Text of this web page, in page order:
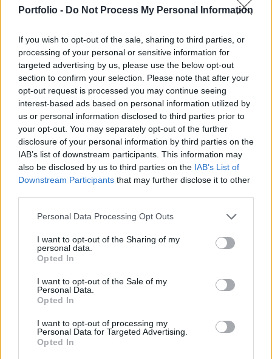
Portfolio - Do Not Process My Personal Information
If you wish to opt-out of the sale, sharing to third parties, or
processing of your personal or sensitive information for
targeted advertising by us, please use the below opt-out
section to confirm your selection. Please note that after your
opt-out request is processed you may continue seeing
interest-based ads based on personal information utilized by
us or personal information disclosed to third parties prior to
your opt-out. You may separately opt-out of the further
disclosure of your personal information by third parties on the
IAB’s list of downstream participants. This information may
also be disclosed by us to third parties on the IAB’s List of
Downstream Participants that may further disclose it to other
Personal Data Processing Opt Outs
I want to opt-out of the Sharing of my
personal data.
Opted In
I want to opt-out of the Sale of my
Personal Data.
Opted In
I want to opt-out of processing my
Personal Data for Targeted Advertising.
Opted In
hozzájuk - írja a Villanyautosok.hu.
A Tesla Magyarországon jelenleg tíz helyszínen működtet
összesen 114 nagyteljesítményű töltőoszlopot. Ezen
oszlopok közül nyolcat, egy globális kezdeményezés
részeként, már tavaly december 8-án megnyitottak minden
elektromos jármű tulajdonos számára. A Tesla
töltőállomásain más márkájú elektromos autók
tulajdonosai magasabb díjat fizetnek a töltésért, mint a
Tesla...
KEDVES OLVASÓNK!
tartozik, melynek olvasása előfizetéses
regisztrációhoz kötött.
Az előfizetés a következőket tartalmazza:
Kötéslisták: BÉT elmúlt 2 év napon belüli
kötéslistái
Előfizetés